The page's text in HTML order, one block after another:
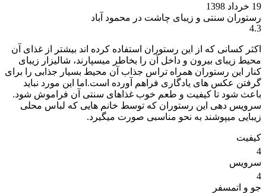
19 خرداد 1398
رستوران سنتی و زیبای چاشت در محمود آباد
4.3
اکثر کسانی که از این رستوران استفاده کرده اند بیشتر از غذای آن
محیط زیبای بیرون و داخل آن را بخاطر میسپارند، شالیزار زیبای
کنار این رستوران همراه تراس جذاب آن محیط بسیار جذابی را برای
گرفتن عکس های یادگاری فراهم آورده است‌.اما این مورد نباید
باعث شود تا کیفیت و طعم خوب غذاهای سنتی آن فراموش شود.
سرویس دهی این رستوران که توسط خانم هایی که لباس محلی
زیبایی میپوشند به نحو مناسبی صورت میگیرد.
کیفیت
4
سرویس
4
جو و اتمسفر